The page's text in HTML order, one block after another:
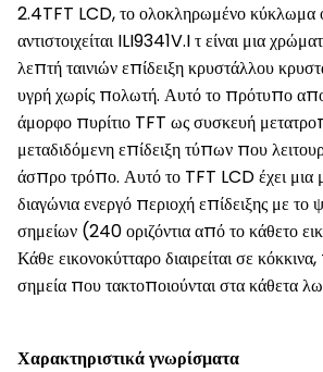
2.4TFT LCD, το ολοκληρωμένο κύκλωμα
αντιστοιχείται ILI9341V.I τ είναι μια
λεπτή ταινιών επίδειξη κρυστάλλου
υγρή χωρίς πολωτή. Αυτό το πρότυπο
άμορφο πυρίτιο TFT ως συσκευή
μεταδιδόμενη επίδειξη τύπων που
άσπρο τρόπο. Αυτό το TFT LCD έχει μια
διαγώνια ενεργό περιοχή επίδειξης με
σημείων (240 οριζόντια από το κάθετο
Κάθε εικονοκύτταρο διαιρείται σε
σημεία που τακτοποιούνται στα κάθετα
Χαρακτηριστικά γνωρίσματα